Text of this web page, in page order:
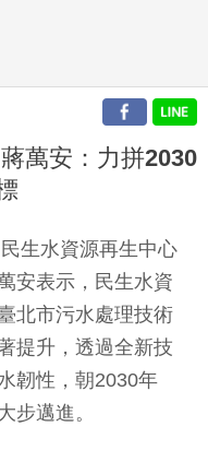
萬安：力拼2030
生水資源再生中心
安表示，民生水資
北市污水處理技術
提升，透過全新技
韌性，朝2030年
步邁進。